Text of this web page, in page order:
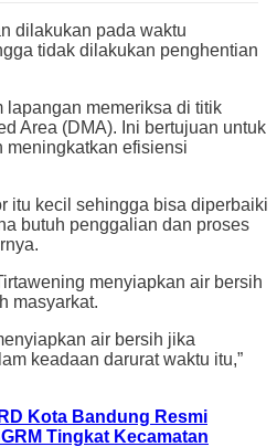
dilakukan pada waktu
tidak dilakukan penghentian
lapangan memeriksa di titik
Area (DMA). Ini bertujuan untuk
meningkatkan efisiensi
itu kecil sehingga bisa diperbaiki
butuh penggalian dan proses
menyiapkan air bersih
masyarkat.
air bersih jika
keadaan darurat waktu itu,”
Kota Bandung Resmi
Tingkat Kecamatan